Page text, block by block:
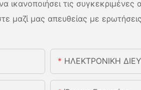
ικανοποιήσει τις
μαζί μας απευθείας με
ΗΛΕΚΤΡΟΝΙΚΗ